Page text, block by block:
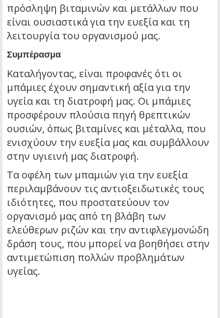
πρόσληψη βιταμινών και μετάλλων που
είναι ουσιαστικά για την ευεξία και τη
λειτουργία του οργανισμού μας.
Συμπέρασμα
Καταλήγοντας, είναι προφανές ότι οι
μπάμιες έχουν σημαντική αξία για την
υγεία και τη διατροφή μας. Οι μπάμιες
προσφέρουν πλούσια πηγή θρεπτικών
ουσιών, όπως βιταμίνες και μέταλλα, που
ενισχύουν την ευεξία μας και συμβάλλουν
στην υγιεινή μας διατροφή.
Τα οφέλη των μπαμιών για την ευεξία
περιλαμβάνουν τις αντιοξειδωτικές τους
ιδιότητες, που προστατεύουν τον
οργανισμό μας από τη βλάβη των
ελεύθερων ριζών και την αντιφλεγμονώδη
δράση τους, που μπορεί να βοηθήσει στην
αντιμετώπιση πολλών προβλημάτων
υγείας.